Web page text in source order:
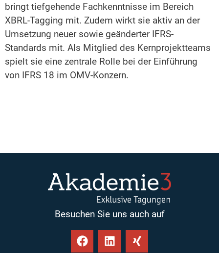
bringt tiefgehende Fachkenntnisse im Bereich
XBRL-Tagging mit. Zudem wirkt sie aktiv an der
Umsetzung neuer sowie geänderter IFRS-
Standards mit. Als Mitglied des Kernprojektteams
spielt sie eine zentrale Rolle bei der Einführung
von IFRS 18 im OMV-Konzern.
Besuchen Sie uns auch auf